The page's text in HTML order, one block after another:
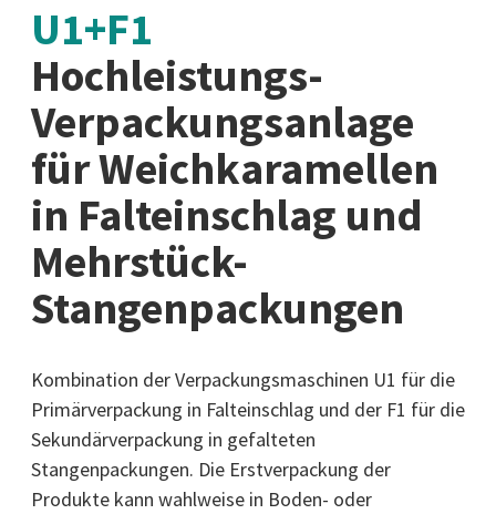
U1+F1
Hochleistungs-
Verpackungsanlage
für Weichkaramellen
in Falteinschlag und
Mehrstück-
Stangenpackungen
Kombination der Verpackungsmaschinen U1 für die
Primärverpackung in Falteinschlag und der F1 für die
Sekundärverpackung in gefalteten
Stangenpackungen. Die Erstverpackung der
Produkte kann wahlweise in Boden- oder